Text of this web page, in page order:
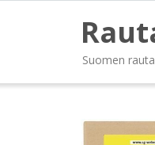
Suomen